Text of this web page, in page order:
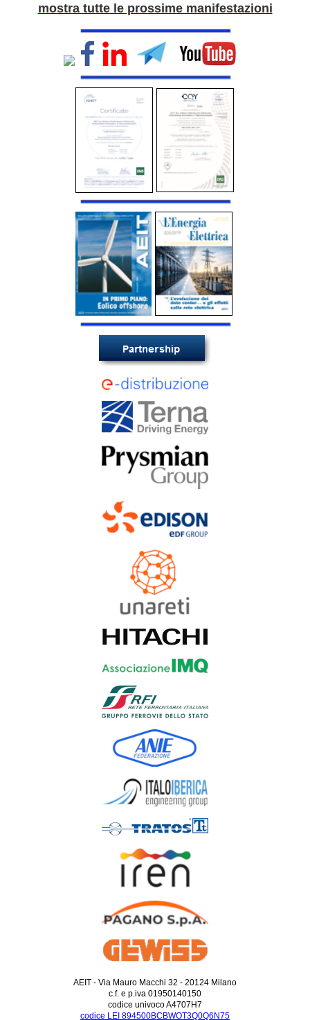
mostra tutte le prossime manifestazioni
AEIT - Via Mauro Macchi 32 - 20124 Milano
c.f. e p.iva 01950140150
codice univoco A4707H7
codice LEI 894500BCBWOT3Q0Q6N75